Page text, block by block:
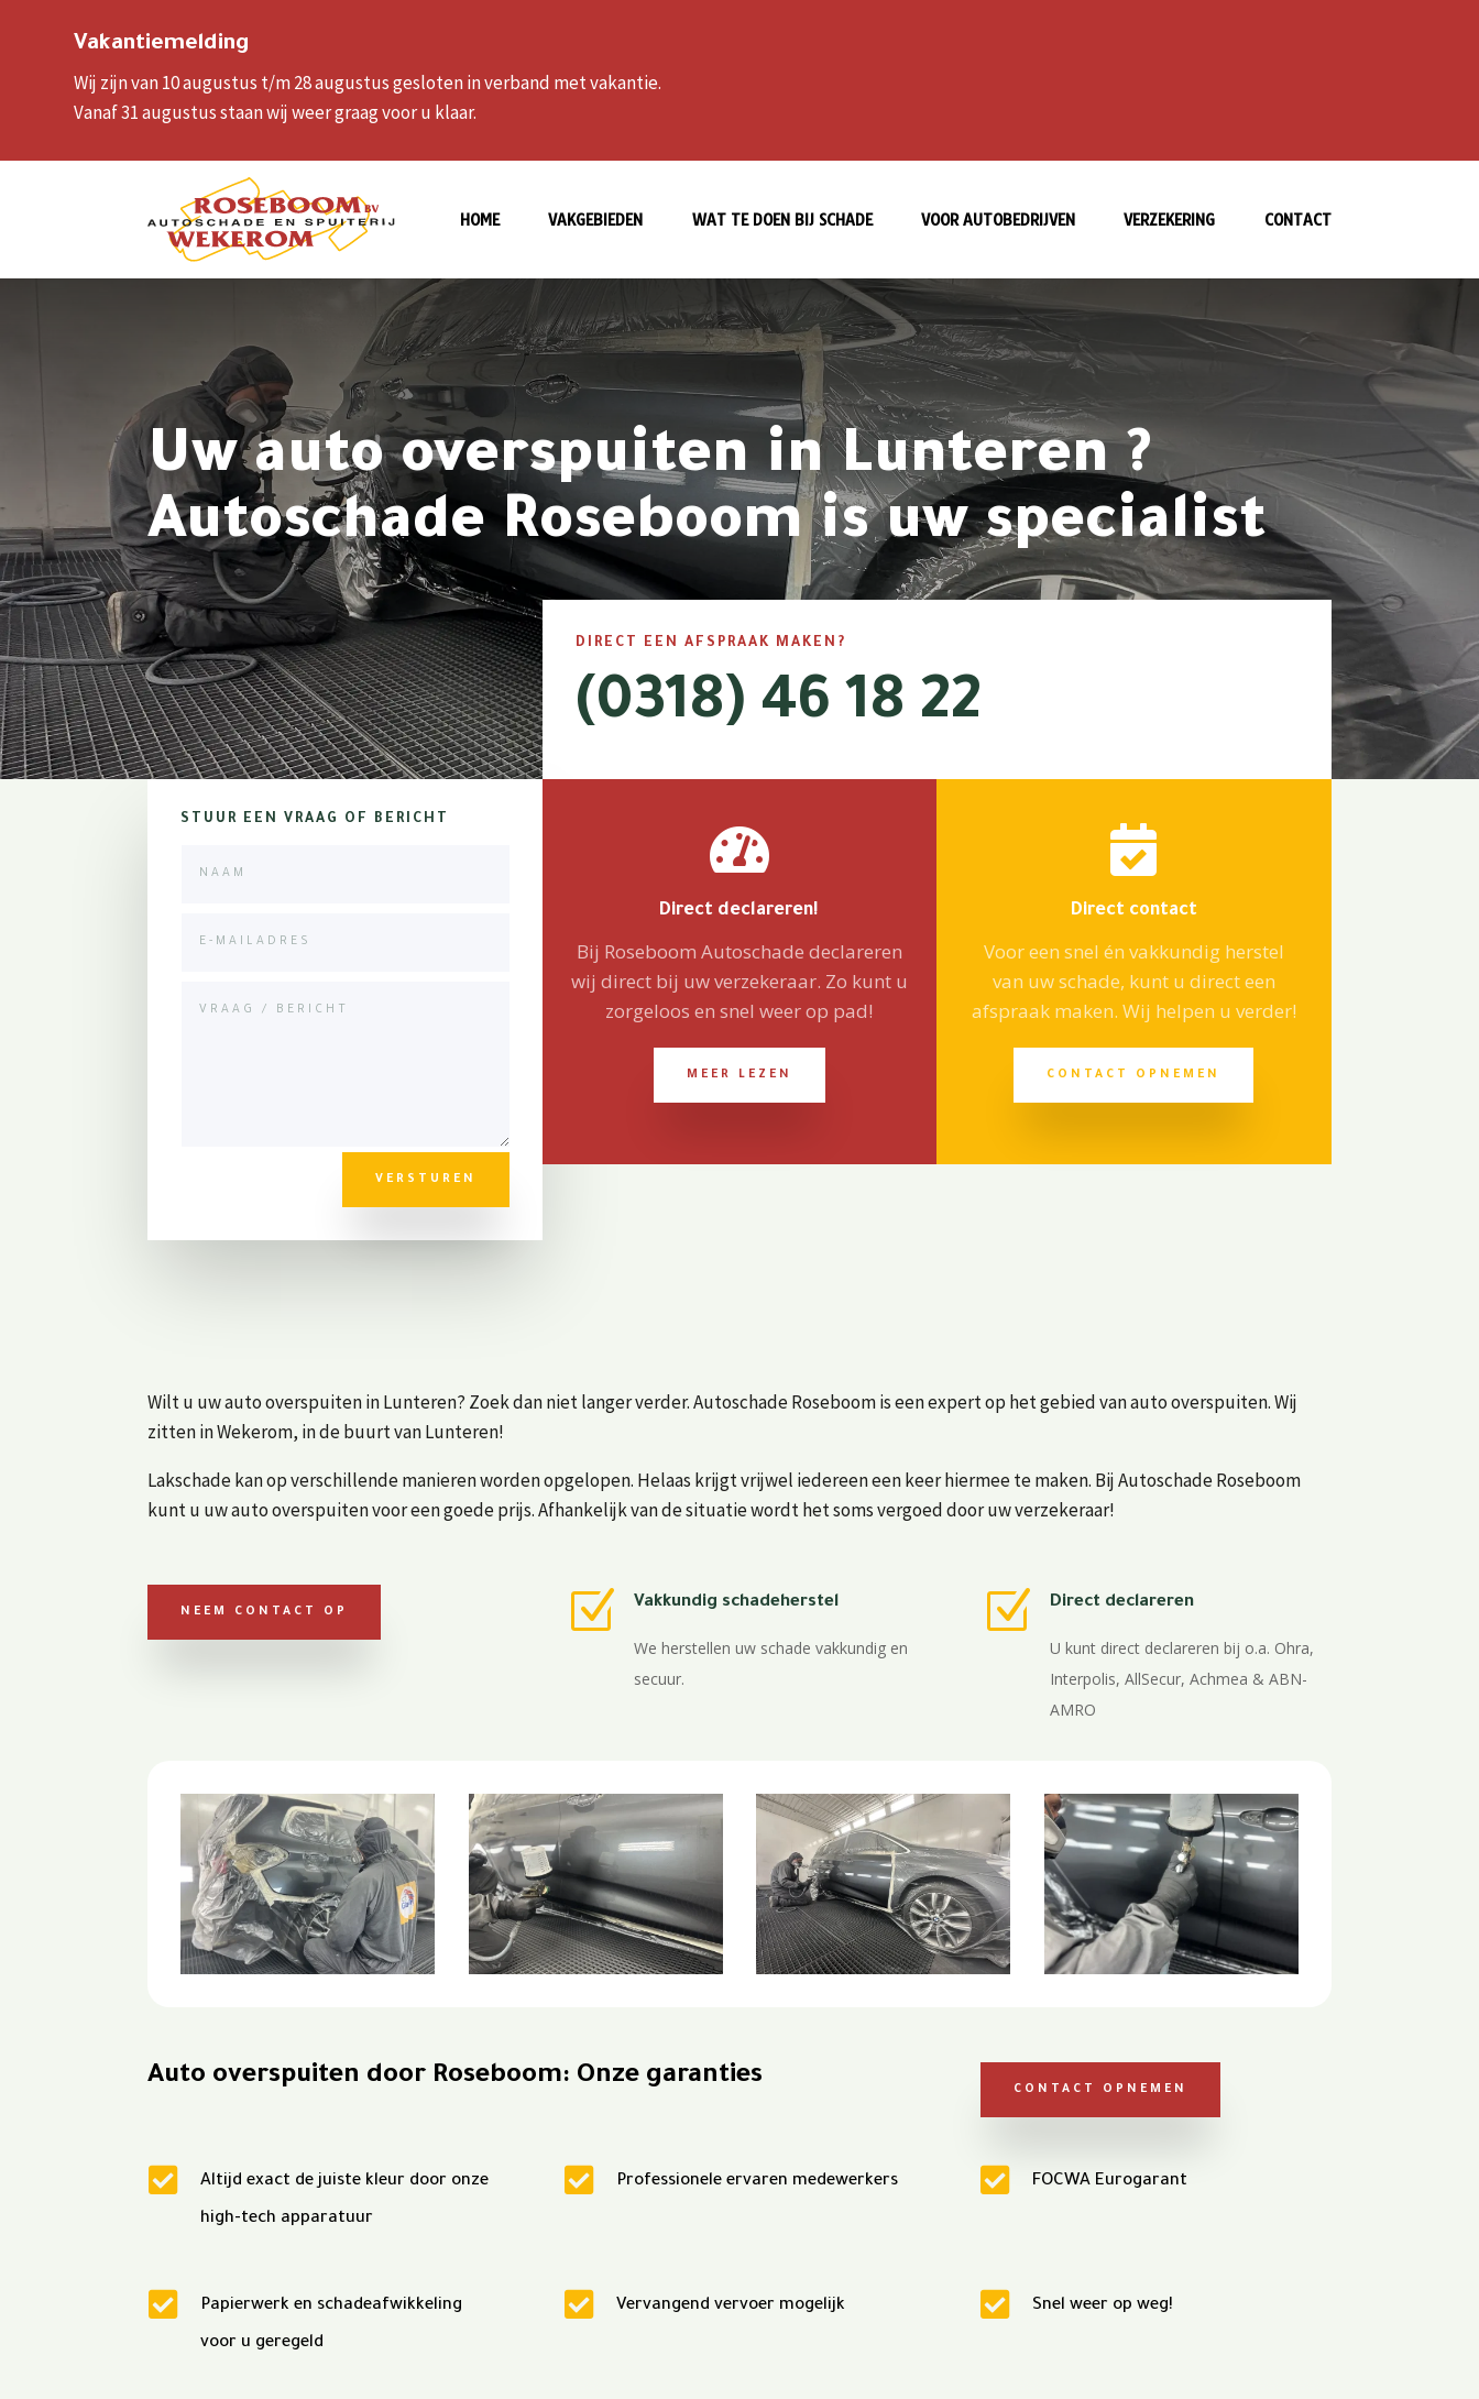
Vakantiemelding
Wij zijn van 10 augustus t/m 28 augustus gesloten in verband met vakantie.
Vanaf 31 augustus staan wij weer graag voor u klaar.
HOME VAKGEBIEDEN WAT TE DOEN BIJ SCHADE VOOR AUTOBEDRIJVEN VERZEKERING CONTACT
Uw auto overspuiten in Lunteren ?
Autoschade Roseboom is uw specialist
DIRECT EEN AFSPRAAK MAKEN?
(0318) 46 18 22
STUUR EEN VRAAG OF BERICHT
VERSTUREN

Direct declareren!
Bij Roseboom Autoschade declareren
wij direct bij uw verzekeraar. Zo kunt u
zorgeloos en snel weer op pad!
MEER LEZEN

Direct contact
Voor een snel én vakkundig herstel
van uw schade, kunt u direct een
afspraak maken. Wij helpen u verder!
CONTACT OPNEMEN
Wilt u uw auto overspuiten in Lunteren? Zoek dan niet langer verder. Autoschade Roseboom is een expert op het gebied van auto overspuiten. Wij
zitten in Wekerom, in de buurt van Lunteren!
Lakschade kan op verschillende manieren worden opgelopen. Helaas krijgt vrijwel iedereen een keer hiermee te maken. Bij Autoschade Roseboom
kunt u uw auto overspuiten voor een goede prijs. Afhankelijk van de situatie wordt het soms vergoed door uw verzekeraar!
NEEM CONTACT OP Z Vakkundig schadeherstel
We herstellen uw schade vakkundig en
secuur.
Z Direct declareren
U kunt direct declareren bij o.a. Ohra,
Interpolis, AllSecur, Achmea & ABN-
AMRO
Auto overspuiten door Roseboom: Onze garanties CONTACT OPNEMEN

Altijd exact de juiste kleur door onze
high-tech apparatuur
 Professionele ervaren medewerkers  FOCWA Eurogarant

Papierwerk en schadeafwikkeling
voor u geregeld
 Vervangend vervoer mogelijk  Snel weer op weg!